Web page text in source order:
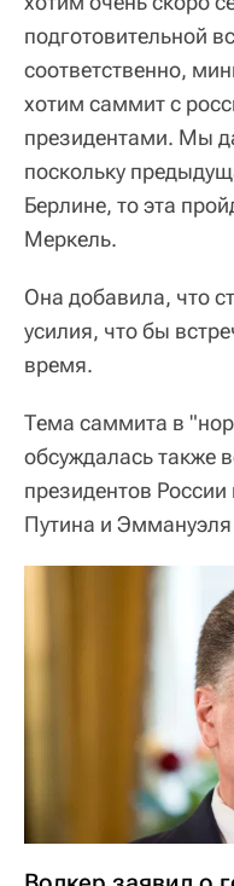
подготовительной
соответственно,
хотим саммит с
президентами. Мы
поскольку
Берлине, то эта
Меркель.
Она добавила, что
усилия, что бы
время.
Тема саммита в
обсуждалась также
президентов
Путина и